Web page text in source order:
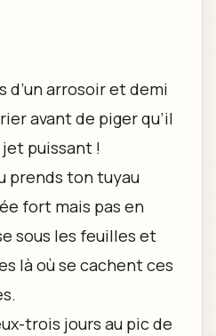
d’un arrosoir et demi
avant de piger qu’il
puissant !
prends ton tuyau
fort mais pas en
sous les feuilles et
là où se cachent ces
trois jours au pic de